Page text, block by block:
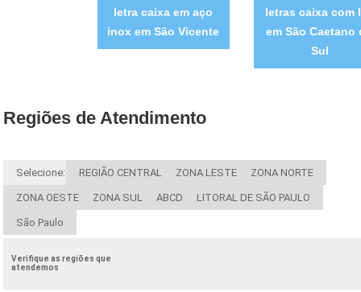
letra caixa em aço
inox em São Vicente
letras caixa com
em São Caetano
Sul
Regiões de Atendimento
Selecione: REGIÃO CENTRAL ZONA LESTE ZONA NORTE
ZONA OESTE ZONA SUL ABCD LITORAL DE SÃO PAULO
São Paulo
Verifique as regiões que
atendemos